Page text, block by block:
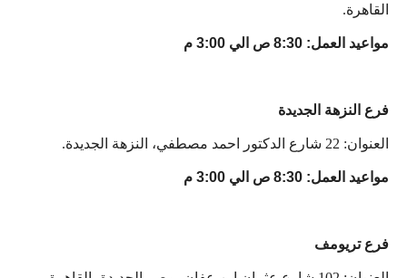
القاهرة.
مواعيد العمل: 8:30 ص الي 3:00 م
فرع النزهة الجديدة
العنوان: 22 شارع الدكتور احمد مصطفي، النزهة الجديدة.
مواعيد العمل: 8:30 ص الي 3:00 م
فرع تريومف